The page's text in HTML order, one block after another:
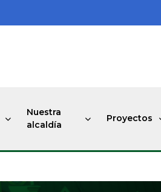
Nuestra
alcaldía
Proyectos